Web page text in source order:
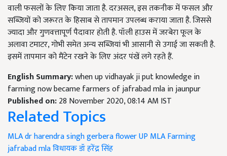
वाली फसलों के लिए किया जाता है. दरअसल, इस तकनीक में फसल और
सब्जियों को जरूरत के हिसाब से तापमान उपलब्ध कराया जाता है. जिससे
ज्यादा और गुणवत्तापूर्ण पैदावार होती है. पॉली हाउस में जरबेरा फूल के
अलावा टमाटर, गोभी समेत अन्य सब्जियां भी आसानी से उगाई जा सकती है.
इसमें तापमान को मैंटेन रखने के लिए अंदर पंखें लगे रहते हैं.
English Summary:when up vidhayak ji put knowledge in
farming now became farmers of jafrabad mla in jaunpur
Published on:28 November 2020, 08:14 AM IST
Related Topics
MLA dr harendra singhgerbera flowerUP MLAFarming
jafrabad mlaविधायक डॉ हरेंद्र सिंह